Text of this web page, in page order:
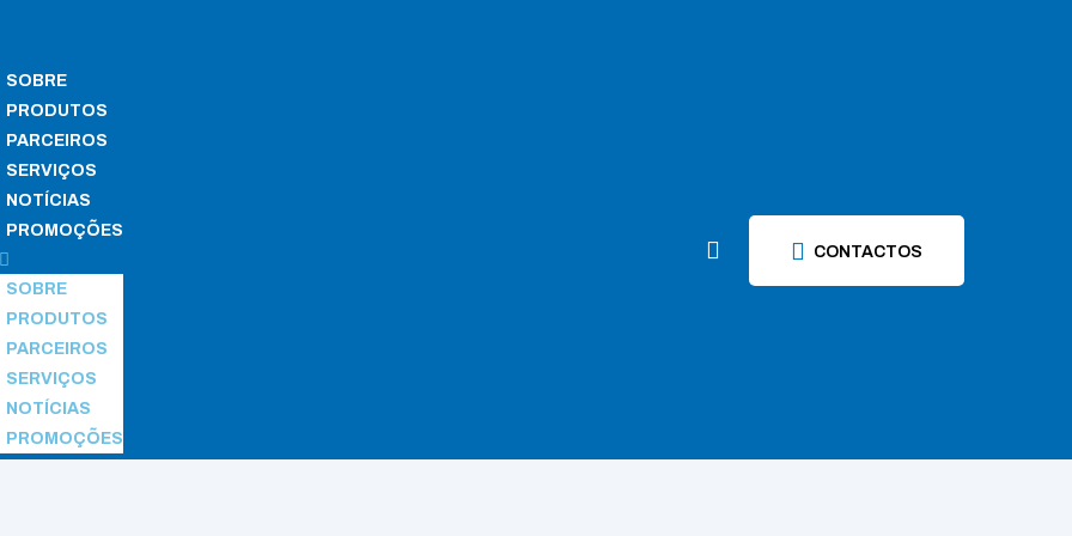
SOBRE
PRODUTOS
PARCEIROS
SERVIÇOS
NOTÍCIAS
PROMOÇÕES
SOBRE
PRODUTOS
PARCEIROS
SERVIÇOS
NOTÍCIAS
PROMOÇÕES
CONTACTOS